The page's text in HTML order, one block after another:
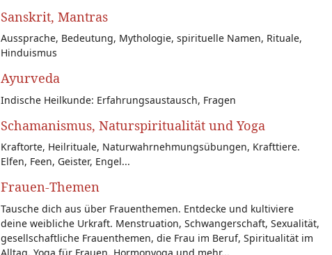
Sanskrit, Mantras
Aussprache, Bedeutung, Mythologie, spirituelle Namen, Rituale,
Hinduismus
Ayurveda
Indische Heilkunde: Erfahrungsaustausch, Fragen
Schamanismus, Naturspiritualität und Yoga
Kraftorte, Heilrituale, Naturwahrnehmungsübungen, Krafttiere.
Elfen, Feen, Geister, Engel...
Frauen-Themen
Tausche dich aus über Frauenthemen. Entdecke und kultiviere
deine weibliche Urkraft. Menstruation, Schwangerschaft, Sexualität,
gesellschaftliche Frauenthemen, die Frau im Beruf, Spiritualität im